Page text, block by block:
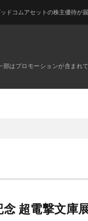
はプロモーションが含まれ
セットの株主優待が届きました
超電撃文庫